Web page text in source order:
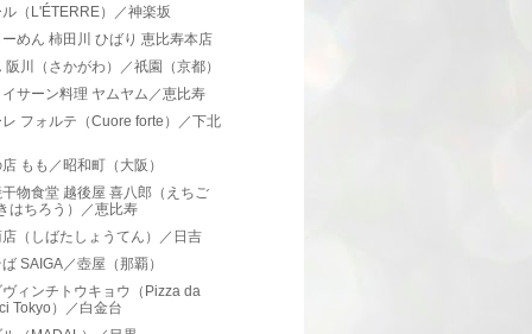
（L'ÉTERRE）／神楽坂
めん 柿田川 ひばり 恵比寿本店
阪川（さかがわ）／祇園（京都）
サーン料理 ヤムヤム／恵比寿
フォルテ（Cuore forte）／下北
もも／昭和町（大阪）
物食堂 越後屋 喜八郎（えちご
はちろう）／恵比寿
（しばたしょうてん）／日吉
SAIGA／壺屋（那覇）
ィンチトウキョウ（Pizza da
Tokyo）／白金台